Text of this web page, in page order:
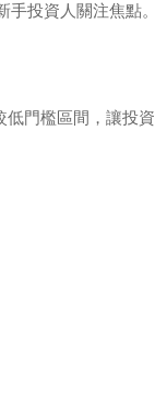
投資人關注焦點。
低門檻區間，讓投資